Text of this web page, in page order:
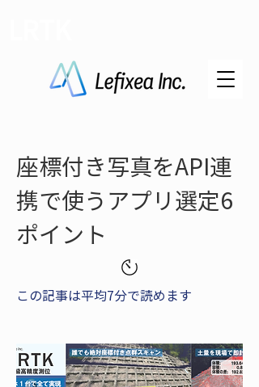
座標付き写真をAPI連
携で使うアプリ選定6
ポイント
この記事は平均7分で読めます